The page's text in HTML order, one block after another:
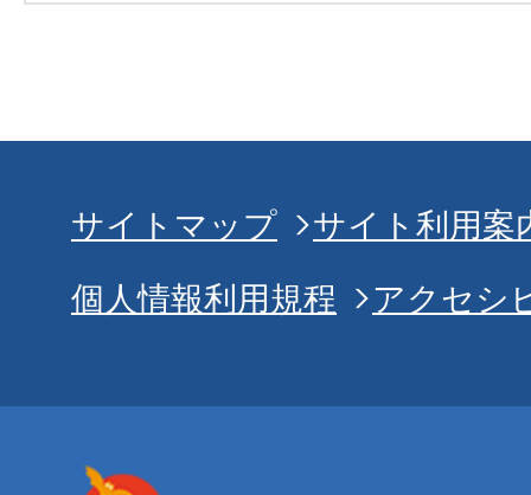
サイトマップ
サイト利用案
個人情報利用規程
アクセシ